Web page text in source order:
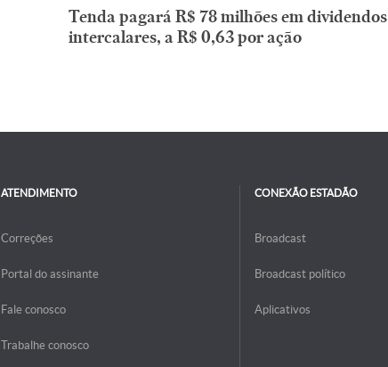
Tenda pagará R$ 78 milhões em dividendos
intercalares, a R$ 0,63 por ação
ATENDIMENTO
Correções
Portal do assinante
Fale conosco
Trabalhe conosco
CONEXÃO ESTADÃO
Broadcast
Broadcast político
Aplicativos